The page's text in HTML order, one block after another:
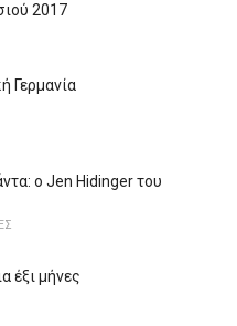
2017
Γερμανία
ο Jen Hidinger του
έξι μήνες